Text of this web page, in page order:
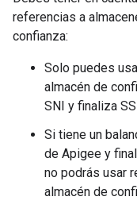
referencias a
confianza:
Solo puedes
almacén de
SNI y finaliza
Si tiene un
de Apigee y
no podrás usar
almacén de